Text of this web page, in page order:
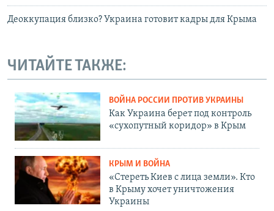
Деоккупация близко? Украина готовит кадры для Крыма
ЧИТАЙТЕ ТАКЖЕ:
ВОЙНА РОССИИ ПРОТИВ УКРАИНЫ
Как Украина берет под контроль
«сухопутный коридор» в Крым
КРЫМ И ВОЙНА
«Стереть Киев с лица земли». Кто
в Крыму хочет уничтожения
Украины